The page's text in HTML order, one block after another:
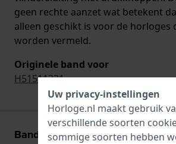
geen rechte aanzet wat betekent
alleen geschikt is voor de horloges
worden vermeld.
Originele band voor
H51511331
Band informatie
Uw privacy-instellingen
Horloge.nl maakt gebruik
verschillende soorten
sommige soorten hebben